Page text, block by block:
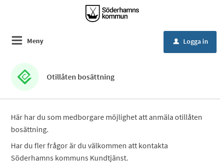
Meny u Logga in
Otillåten bosättning
Här har du som medborgare möjlighet att anmäla otillåten
bosättning.
Har du fler frågor är du välkommen att kontakta
Söderhamns kommuns Kundtjänst.